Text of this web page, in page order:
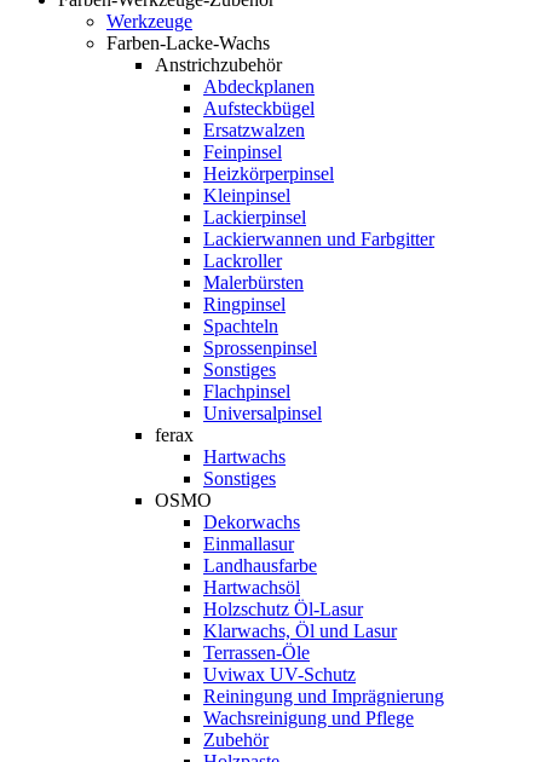
Werkzeuge
Farben-Lacke-Wachs
Anstrichzubehör
Abdeckplanen
Aufsteckbügel
Ersatzwalzen
Feinpinsel
Heizkörperpinsel
Kleinpinsel
Lackierpinsel
Lackierwannen und Farbgitter
Lackroller
Malerbürsten
Ringpinsel
Spachteln
Sprossenpinsel
Sonstiges
Flachpinsel
Universalpinsel
ferax
Hartwachs
Sonstiges
OSMO
Dekorwachs
Einmallasur
Landhausfarbe
Hartwachsöl
Holzschutz Öl-Lasur
Klarwachs, Öl und Lasur
Terrassen-Öle
Uviwax UV-Schutz
Reiningung und Imprägnierung
Wachsreinigung und Pflege
Zubehör